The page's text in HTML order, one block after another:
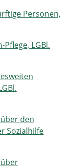
Personen,
LGBl.
den
Sozialhilfe